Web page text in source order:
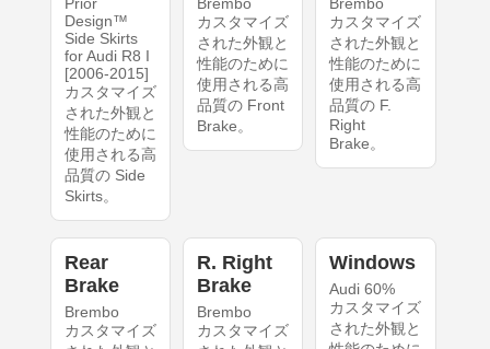
Prior
Design™
Side Skirts
for Audi R8 I
[2006-2015]
カスタマイズ
された外観と
性能のために
使用される高
品質の Side
Skirts。
Brembo
カスタマイズ
された外観と
性能のために
使用される高
品質の Front
Brake。
Brembo
カスタマイズ
された外観と
性能のために
使用される高
品質の F.
Right
Brake。
Rear
Brake
Brembo
カスタマイズ
R. Right
Brake
Brembo
カスタマイズ
Windows
Audi 60%
カスタマイズ
された外観と